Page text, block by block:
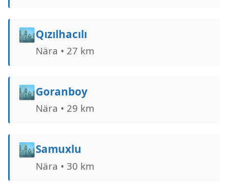
🏙️Qızılhacılı
Nära • 27 km
🏙️Goranboy
Nära • 29 km
🏙️Samuxlu
Nära • 30 km